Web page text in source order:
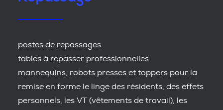
postes de repassages
tables à repasser professionnelles
mannequins, robots presses et toppers pour la
remise en forme le linge des résidents, des effets
personnels, les VT (vêtements de travail), les